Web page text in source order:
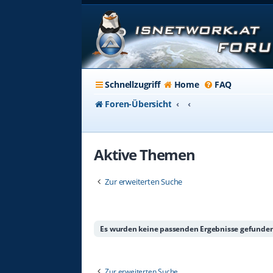
Schnellzugriff Home
FAQ
Foren-Übersicht
Aktive Themen
Zur erweiterten Suche
Es wurden keine passenden Ergebnisse